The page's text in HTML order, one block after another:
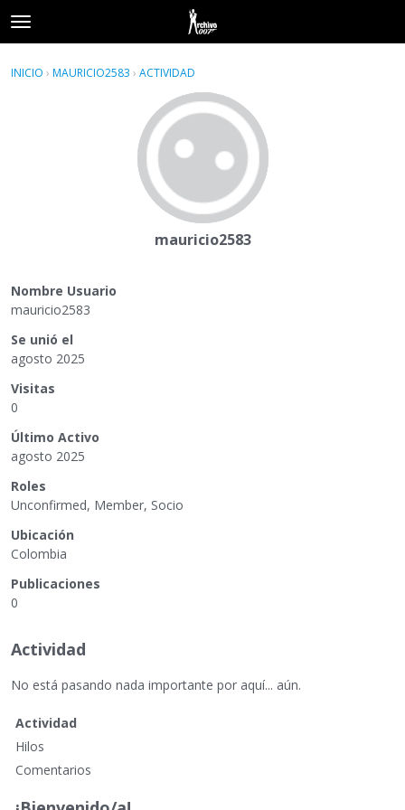
t
o
gAcceder · Registrarse
INICIO › MAURICIO2583 › ACTIVIDAD
mauricio2583
Nombre Usuario
mauricio2583
Se unió el
agosto 2025
Visitas
0
Último Activo
agosto 2025
Roles
Unconfirmed, Member, Socio
Ubicación
Colombia
Publicaciones
0
Actividad
No está pasando nada importante por aquí... aún.
Actividad
Hilos
Comentarios